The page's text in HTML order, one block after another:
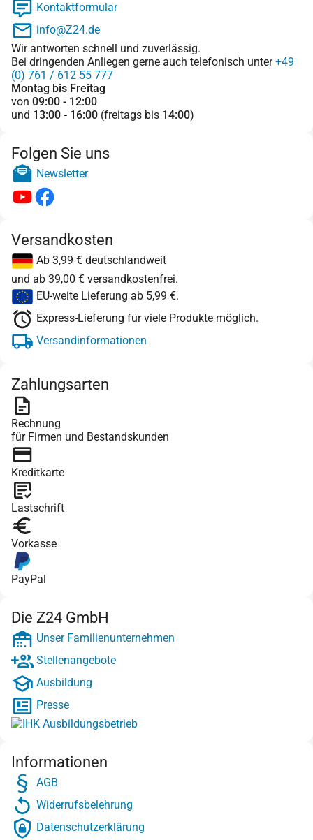
Kontaktformular
info@Z24.de
Wir antworten schnell und zuverlässig.
Bei dringenden Anliegen gerne auch telefonisch unter+49
(0) 761 / 612 55 777
Montag bis Freitag
von 09:00 - 12:00
und 13:00 - 16:00 (freitags bis 14:00)
Folgen Sie uns
Newsletter
Versandkosten
Ab 3,99 € deutschlandweit
und ab 39,00 € versandkostenfrei.
EU-weite Lieferung ab 5,99 €.
Express-Lieferung für viele Produkte möglich.
Versandinformationen
Zahlungsarten
Rechnung
für Firmen und Bestandskunden
Kreditkarte
Lastschrift
Vorkasse
PayPal
Die Z24 GmbH
Unser Familienunternehmen
Stellenangebote
Ausbildung
Presse
Informationen
AGB
Widerrufsbelehrung
Datenschutzerklärung